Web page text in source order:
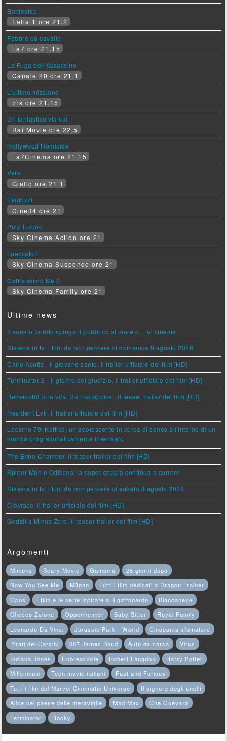
Battleship
Italia 1 ore 21.2
Febbre da cavallo
La7 ore 21.15
La Fuga dell'Assassino
Canale 20 ore 21.1
L'ultima missione
Iris ore 21.15
Un fantastico via vai
Rai Movie ore 22.5
Hollywood Homicide
La7Cinema ore 21.15
Vera
Giallo ore 21.1
Fantozzi
Cine34 ore 21
Pulp Fiction
Sky Cinema Action ore 21
I peccatori
Sky Cinema Suspence ore 21
Cattivissimo Me 2
Sky Cinema Family ore 21
Ultime news
Il sabato torrido spinge il pubblico al mare o… al cinema
Stasera in tv: i film da non perdere di domenica 9 agosto 2026
Carlo Acutis - Il giovane santo, il trailer ufficiale del film [HD]
Terminator 2 - Il giorno del giudizio, il trailer ufficiale del film [HD]
Behemoth! Una vita. Da ricomporre., il teaser trailer del film [HD]
Resident Evil, il trailer ufficiale del film [HD]
Locarno 79: Ketticè, un adolescente in cerca di senso all'interno di un
mondo programmaticamente insensato
The Echo Chamber, il teaser trailer del film [HD]
Spider Man e Odissea: la super coppia continua a correre
Stasera in tv: i film da non perdere di sabato 8 agosto 2026
Clayface, il trailer ufficiale del film [HD]
Godzilla Minus Zero, il teaser trailer del film [HD]
Argomenti
Minions Scary Movie Gomorra
28 giorni dopo
Now You See Me
M3gan
Tutti i film dedicati a Dragon Trainer
Opus
I film e le serie ispirate a Il gattopardo
Biancaneve
Checco Zalone
Oppenheimer Baby Sitter
Royal Family
Leonardo Da Vinci
Jurassic Park - World
Cinquanta sfumature
Pirati dei Caraibi
007 James Bond Auto da corsa
Virus
Indiana Jones
Unbreakable Robert Langdon
Harry Potter
Millennium
Teen movie italiani
Fast and Furious
Tutti i film del Marvel Cinematic Universe
Il signore degli anelli
Alice nel paese delle meraviglie
Mad Max
Che Guevara
Terminator
Rocky